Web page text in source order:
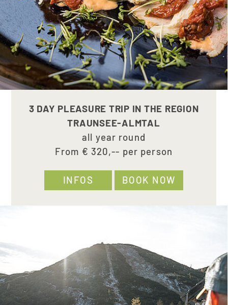
3 DAY PLEASURE TRIP IN THE REGION
TRAUNSEE-ALMTAL
all year round
From € 320,-- per person
INFOS BOOK NOW